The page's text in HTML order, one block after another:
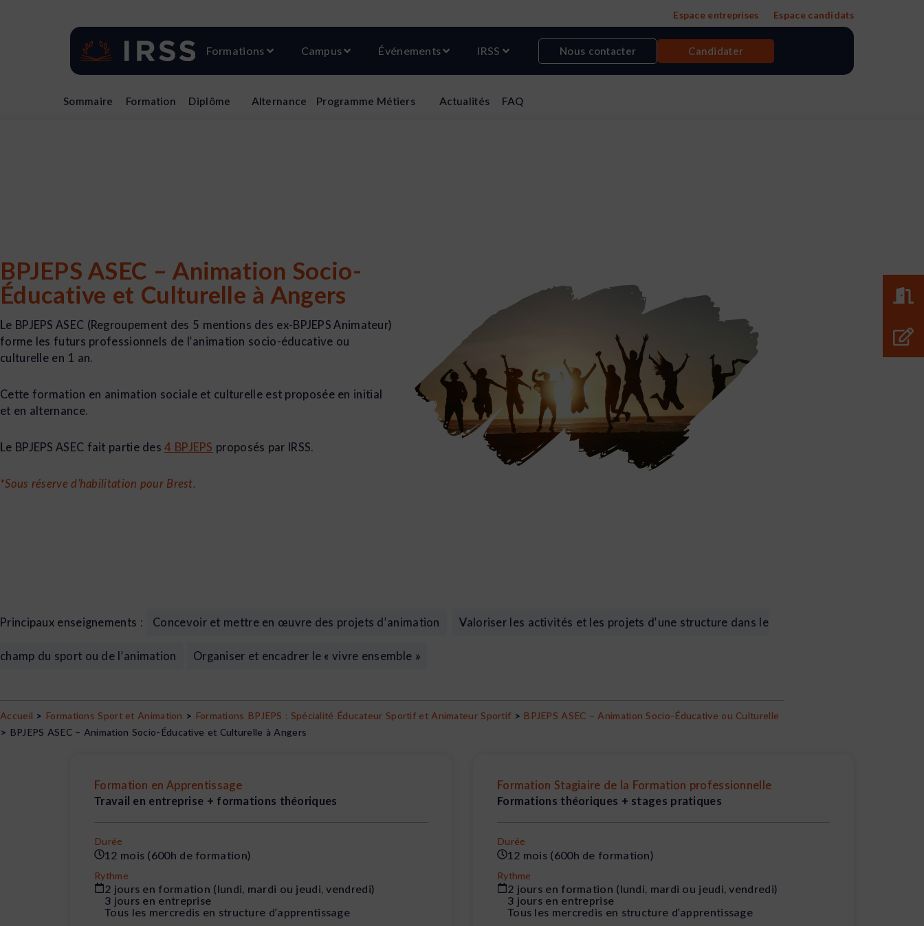
Espace entreprises Espace candidats
Formations Ouvrir Formations
Campus Ouvrir Campus
Événements Ouvrir Événements
IRSS Ouvrir IRSSNous contacter Candidater
Sommaire Formation Diplôme Alternance Programme Métiers Actualités FAQ
BPJEPS ASEC – Animation Socio-
Éducative et Culturelle à Angers
Le BPJEPS ASEC (Regroupement des 5 mentions des ex-BPJEPS Animateur)
forme les futurs professionnels de l’animation socio-éducative ou
culturelle en 1 an.
Cette formation en animation sociale et culturelle est proposée en initial
et en alternance.
Le BPJEPS ASEC fait partie des4 BPJEPS proposés par IRSS.
*Sous réserve d’habilitation pour Brest.
Principaux enseignements : Concevoir et mettre en œuvre des projets d’animation Valoriser les activités et les projets d’une structure dans le
champ du sport ou de l’animation Organiser et encadrer le « vivre ensemble »
Accueil > Formations Sport et Animation > Formations BPJEPS : Spécialité Éducateur Sportif et Animateur Sportif > BPJEPS ASEC – Animation Socio-Éducative ou Culturelle
> BPJEPS ASEC – Animation Socio-Éducative et Culturelle à Angers
Formation en Apprentissage
Travail en entreprise + formations théoriques
Durée
12 mois (600h de formation)
Rythme
2 jours en formation (lundi, mardi ou jeudi, vendredi)
3 jours en entreprise
Tous les mercredis en structure d’apprentissage
Formation Stagiaire de la Formation professionnelle
Formations théoriques + stages pratiques
Durée
12 mois (600h de formation)
Rythme
2 jours en formation (lundi, mardi ou jeudi, vendredi)
3 jours en entreprise
Tous les mercredis en structure d’apprentissage